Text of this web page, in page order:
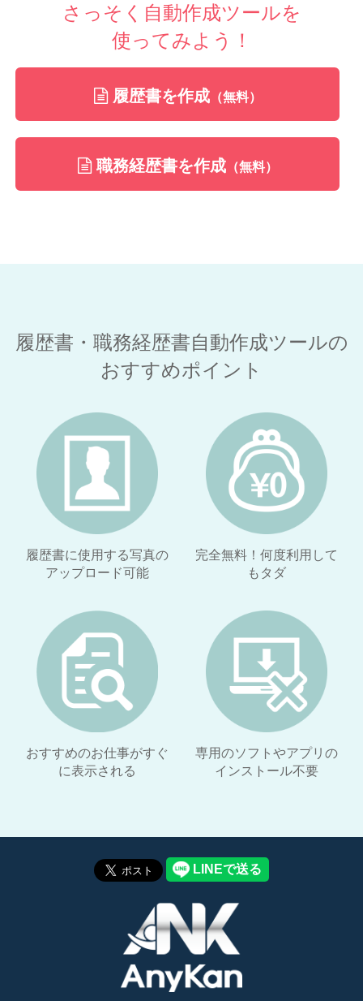
さっそく自動作成ツールを
使ってみよう！
履歴書を作成（無料）
職務経歴書を作成（無料）
履歴書・職務経歴書自動作成ツールの
おすすめポイント
履歴書に使用する写真の
アップロード可能
完全無料！ 何度利用して
もタダ
おすすめのお仕事がすぐ
に表示される
専用のソフトやアプリの
インストール不要